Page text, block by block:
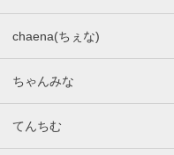
chaena(ちぇな)
ちゃんみな
てんちむ